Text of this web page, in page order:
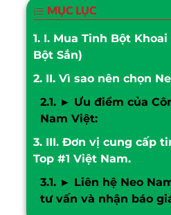
MỤC LỤC
1. I. Mua Tinh Bột
Bột Sắn)
2. II. Vì sao nên chọn
2.1. ► Ưu điểm của
Nam Việt:
3. III. Đơn vị cung cấp
Top #1 Việt Nam.
3.1. ► Liên hệ Neo
tư vấn và nhận báo